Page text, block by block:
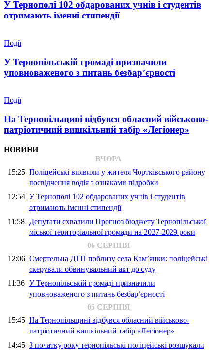
У Тернополі 102 обдарованих учнів і студентів
отримають іменні стипендії
Події
У Тернопільській громаді призначили
уповноваженого з питань безбар’єрності
Події
На Тернопільщині відбувся обласний військово-
патріотичний вишкільний табір «Легіонер»
НОВИНИ
ВЧОРА
15:25 Поліцейські виявили у жителя Чортківського району
посвідчення водія з ознаками підробки
12:54 У Тернополі 102 обдарованих учнів і студентів
отримають іменні стипендії
11:58 Депутати схвалили Прогноз бюджету Тернопільської
міської територіальної громади на 2027-2029 роки
06 СЕРПНЯ
12:06 Смертельна ДТП поблизу села Кам’янки: поліцейські
скерували обвинувальний акт до суду
11:36 У Тернопільській громаді призначили
уповноваженого з питань безбар’єрності
05 СЕРПНЯ
15:45 На Тернопільщині відбувся обласний військово-
патріотичний вишкільний табір «Легіонер»
14:45 З початку року тернопільські поліцейські розшукали